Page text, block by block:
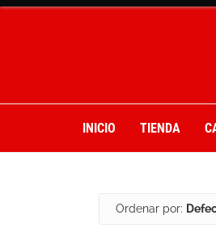
INICIO TIENDA
Ordenar por: